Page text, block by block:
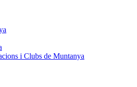
i Clubs de Muntanya